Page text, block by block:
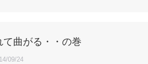
て曲がる・・の巻
09/24